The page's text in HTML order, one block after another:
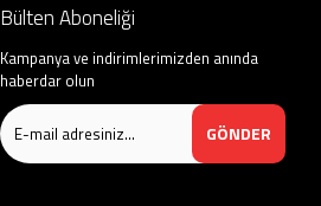
Bülten Aboneliği
Kampanya ve indirimlerimizden anında
haberdar olun
GÖNDER